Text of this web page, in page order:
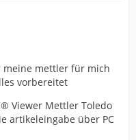
meine mettler für mich
vorbereitet
Viewer Mettler Toledo
artikeleingabe über PC